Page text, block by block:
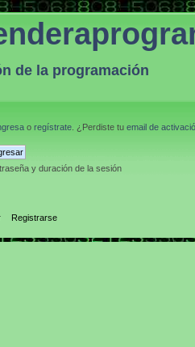
de la programación
o regístrate . ¿Perdiste tu email de
y duración de la sesión
Registrarse